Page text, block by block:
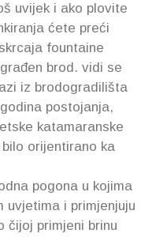
uvijek i ako plovite
ćete preći
fountaine
brod. vidi se
iz brodogradilišta
postojanja,
katamaranske
orijentirano ka
pogona u kojima
uvjetima i primjenjuju
čijoj primjeni brinu